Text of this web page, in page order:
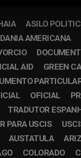
ASILO
AMERICANA
AID GREEN
OFICIAL
TRADUTOR
PARA USCIS
AUSTATULA
COLORADO